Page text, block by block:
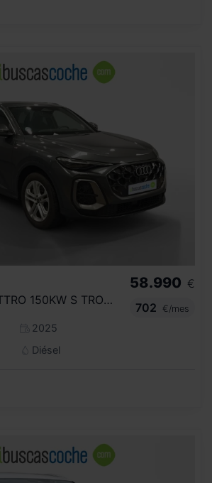
S LINE TDI QUATTRO 150KW S TRONIC
2025
Diésel
58.990 €
702
€/mes